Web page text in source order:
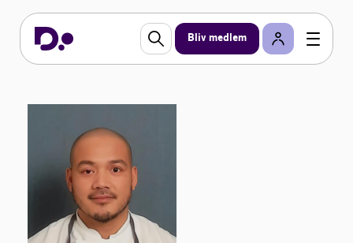
Bliv medlem